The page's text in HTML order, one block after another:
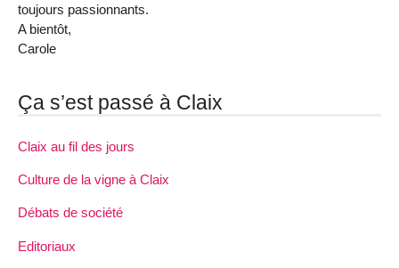
toujours passionnants.
A bientôt,
Carole
Ça s’est passé à Claix
Claix au fil des jours
Culture de la vigne à Claix
Débats de société
Editoriaux